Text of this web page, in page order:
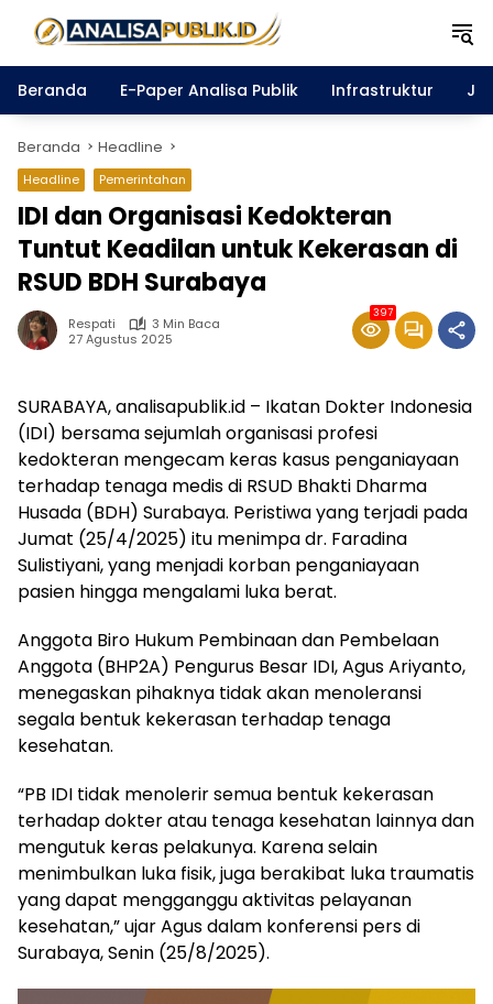
Beranda
E-Paper Analisa Publik Infrastruktur
Beranda Headline
Headline Pemerintahan
IDI dan Organisasi Kedokteran
Tuntut Keadilan untuk Kekerasan di
RSUD BDH Surabaya
Respati
3 Min Baca
27 Agustus 2025
397
SURABAYA, analisapublik.id – Ikatan Dokter Indonesia
(IDI) bersama sejumlah organisasi profesi
kedokteran mengecam keras kasus penganiayaan
terhadap tenaga medis di RSUD Bhakti Dharma
Husada (BDH) Surabaya. Peristiwa yang terjadi pada
Jumat (25/4/2025) itu menimpa dr. Faradina
Sulistiyani, yang menjadi korban penganiayaan
pasien hingga mengalami luka berat.
Anggota Biro Hukum Pembinaan dan Pembelaan
Anggota (BHP2A) Pengurus Besar IDI, Agus Ariyanto,
menegaskan pihaknya tidak akan menoleransi
segala bentuk kekerasan terhadap tenaga
kesehatan.
“PB IDI tidak menolerir semua bentuk kekerasan
terhadap dokter atau tenaga kesehatan lainnya dan
mengutuk keras pelakunya. Karena selain
menimbulkan luka fisik, juga berakibat luka traumatis
yang dapat mengganggu aktivitas pelayanan
kesehatan,” ujar Agus dalam konferensi pers di
Surabaya, Senin (25/8/2025).